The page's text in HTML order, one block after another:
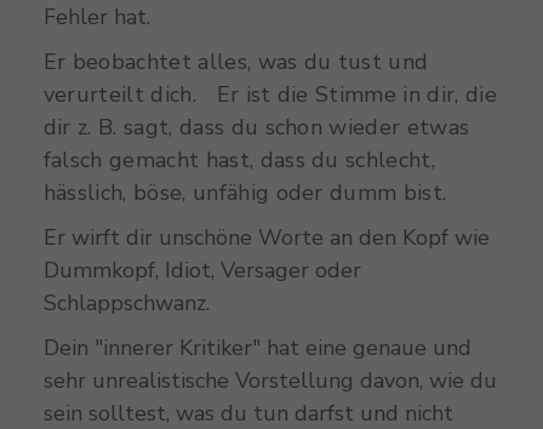
Fehler hat.
Er beobachtet alles, was du tust und
verurteilt dich. Er ist die Stimme in dir, die
dir z. B. sagt, dass du schon wieder etwas
falsch gemacht hast, dass du schlecht,
hässlich, böse, unfähig oder dumm bist.
Er wirft dir unschöne Worte an den Kopf wie
Dummkopf, Idiot, Versager oder
Schlappschwanz.
Dein "innerer Kritiker" hat eine genaue und
sehr unrealistische Vorstellung davon, wie du
sein solltest, was du tun darfst und nicht